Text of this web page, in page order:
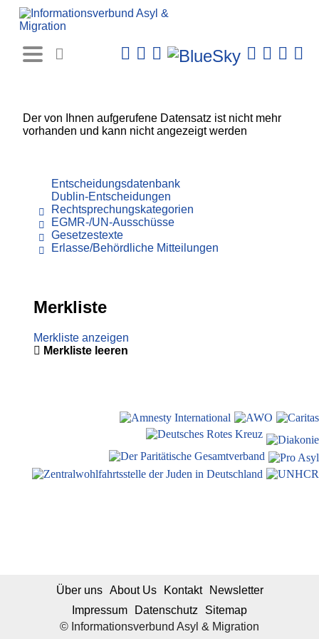
Der von Ihnen aufgerufene Datensatz ist nicht mehr
vorhanden und kann nicht angezeigt werden
Entscheidungsdatenbank
Dublin-Entscheidungen
Rechtsprechungskategorien
EGMR-/UN-Ausschüsse
Gesetzestexte
Erlasse/Behördliche Mitteilungen
Merkliste
Merkliste anzeigen
Merkliste leeren
© Informationsverbund Asyl & Migration
Über uns About Us Kontakt
Newsletter
Impressum
Datenschutz Sitemap